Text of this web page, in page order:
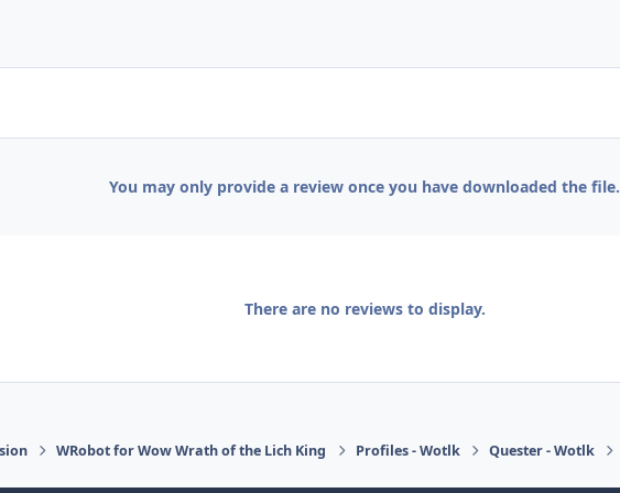
You may only provide a review once you have downloaded the file.
There are no reviews to display.
WRobot for Wow Wrath of the Lich King Profiles - Wotlk Quester - Wotlk